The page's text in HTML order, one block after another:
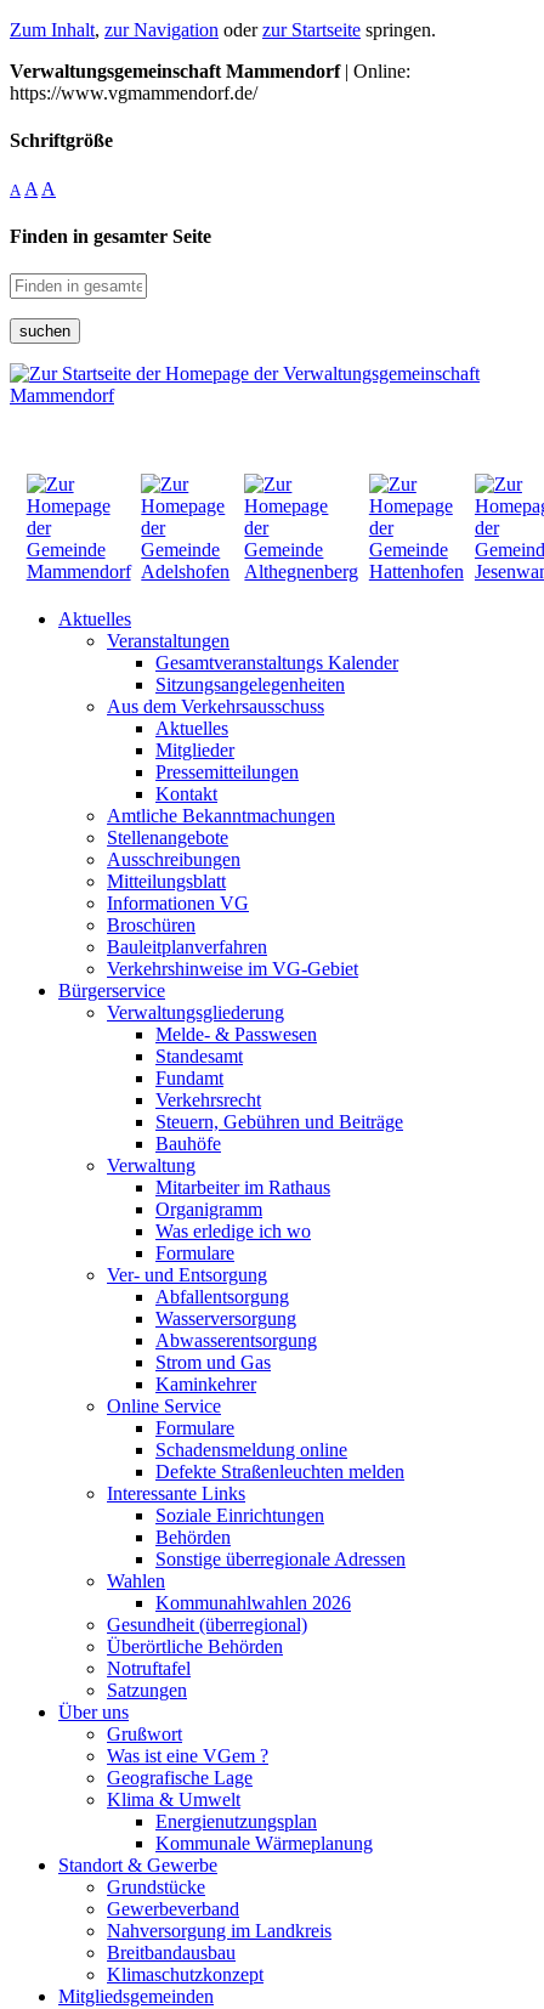
Zum Inhalt, zur Navigation oderzur Startseite springen.
Verwaltungsgemeinschaft Mammendorf| Online:
https://www.vgmammendorf.de/
Schriftgröße
A A A
Finden in gesamter Seite
suchen
Aktuelles
Veranstaltungen
Gesamtveranstaltungs Kalender
Sitzungsangelegenheiten
Aus dem Verkehrsausschuss
Aktuelles
Mitglieder
Pressemitteilungen
Kontakt
Amtliche Bekanntmachungen
Stellenangebote
Ausschreibungen
Mitteilungsblatt
Informationen VG
Broschüren
Bauleitplanverfahren
Verkehrshinweise im VG-Gebiet
Bürgerservice
Verwaltungsgliederung
Melde- & Passwesen
Standesamt
Fundamt
Verkehrsrecht
Steuern, Gebühren und Beiträge
Bauhöfe
Verwaltung
Mitarbeiter im Rathaus
Organigramm
Was erledige ich wo
Formulare
Ver- und Entsorgung
Abfallentsorgung
Wasserversorgung
Abwasserentsorgung
Strom und Gas
Kaminkehrer
Online Service
Formulare
Schadensmeldung online
Defekte Straßenleuchten melden
Interessante Links
Soziale Einrichtungen
Behörden
Sonstige überregionale Adressen
Wahlen
Kommunahlwahlen 2026
Gesundheit (überregional)
Überörtliche Behörden
Notruftafel
Satzungen
Über uns
Grußwort
Was ist eine VGem ?
Geografische Lage
Klima & Umwelt
Energienutzungsplan
Kommunale Wärmeplanung
Standort & Gewerbe
Grundstücke
Gewerbeverband
Nahversorgung im Landkreis
Breitbandausbau
Klimaschutzkonzept
Mitgliedsgemeinden